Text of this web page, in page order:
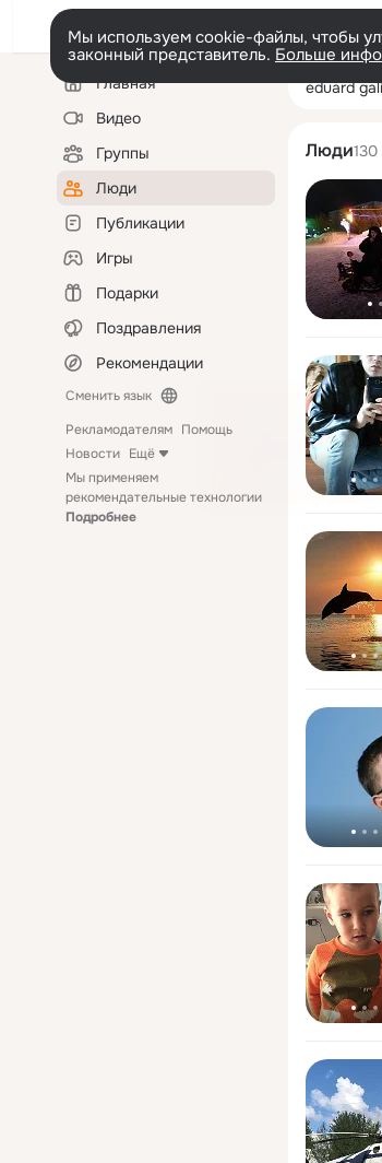
Мы используем cookie-файлы, чтобы
законный представитель. Больше
Левая
колонкаГлавная
Видео
Группы
Люди
Публикации
Игры
Подарки
Поздравления
Рекомендации
Сменить язык
Рекламодателям Помощь
Новости Ещё
Мы применяем
рекомендательные технологии
Подробнее
eduard
Люди130